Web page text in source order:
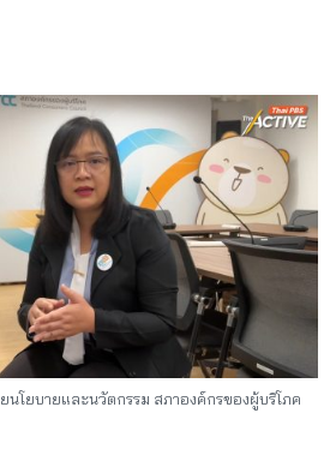
นโยบายและนวัตกรรม สภาองค์กรของผู้บริโภค